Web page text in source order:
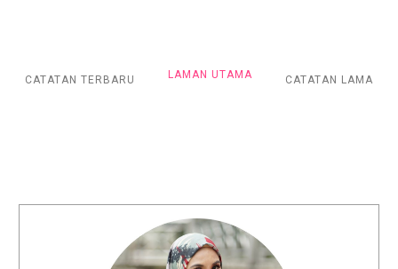
CATATAN TERBARU CATATAN LAMA
LAMAN UTAMA